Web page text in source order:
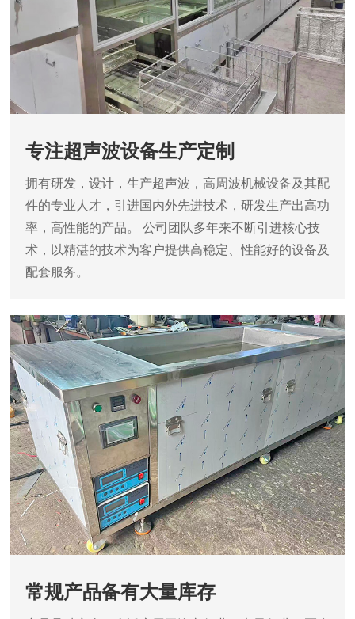
专注超声波设备生产定制
拥有研发，设计，生产超声波，高周波机械设备及其配
件的专业人才，引进国内外先进技术，研发生产出高功
率，高性能的产品。 公司团队多年来不断引进核心技
术，以精湛的技术为客户提供高稳定、性能好的设备及
配套服务。
常规产品备有大量库存